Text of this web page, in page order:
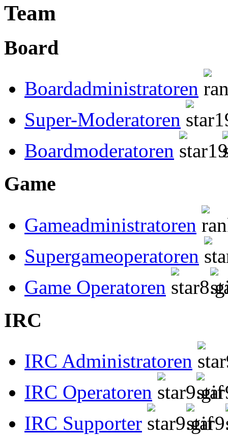
Team
Board
Boardadministratoren
Super-Moderatoren
Boardmoderatoren
Game
Gameadministratoren
Supergameoperatoren
Game Operatoren
IRC
IRC Administratoren
IRC Operatoren
IRC Supporter